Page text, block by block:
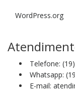
WordPress.org
Telefone:
Whatsapp:
E-mail: